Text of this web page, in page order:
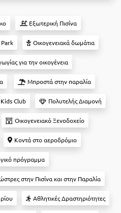
Εξωτερική Πισίνα
Οικογενειακά δωμάτια
για την οικογένεια
Μπροστά στην παραλία
Kids Club Πολυτελής Διαμονή
Οικογενειακό Ξενοδοχείο
Κοντά στο αεροδρόμιο
πρόγραμμα
στην Πισίνα και στην Παραλία
Αθλητικές Δραστηριότητες